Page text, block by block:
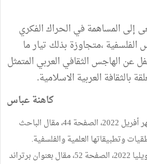
إلى المساهمة في الحراك الفكري
الفلسفية ،متجاوزة بذلك تيار ما
عن الهاجس الثقافي العربي المتمثل
بالثقافة العربية الاسلامية.
كاهنة عباس
(1) المخاطبات العدد 42 الصادر في شهر أفريل 2022، الصفحة 44، مقال الباحث
وتطبيقاتها العلمية والفلسفية.
(2) المخاطبات العدد 43 الصادر في جويليا 2022، الصفحة 52، مقال بعنوان برتراند